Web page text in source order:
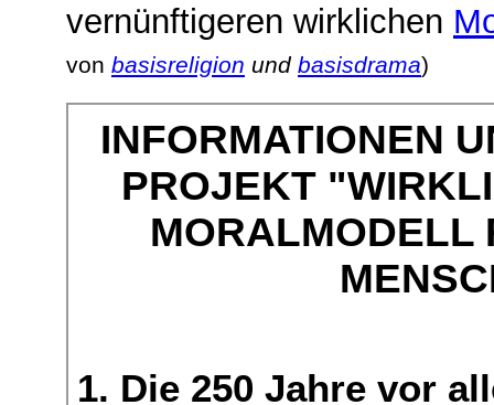
vernünftigeren wirklichen
von basisreligion und basisdrama)